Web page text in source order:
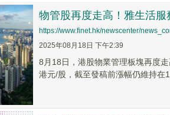
物管股再度走高！雅生活
https://www.finet.hk/newscenter/
2025年08月18日 下午2:39
8月18日，港股物業管理板塊再度
港元/股，截至發稿前漲幅仍維持在